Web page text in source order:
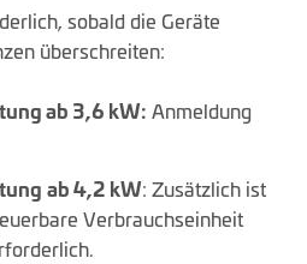
sobald die Geräte
überschreiten:
ab 3,6 kW: Anmeldung
ab 4,2 kW: Zusätzlich ist
Verbrauchseinheit